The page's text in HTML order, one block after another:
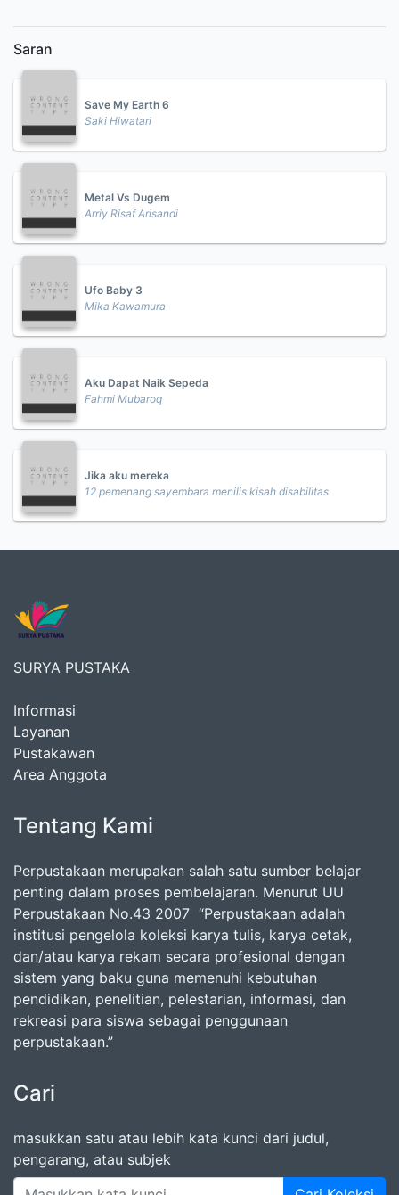
Saran
Save My Earth 6
Saki Hiwatari
Metal Vs Dugem
Arriy Risaf Arisandi
Ufo Baby 3
Mika Kawamura
Aku Dapat Naik Sepeda
Fahmi Mubaroq
Jika aku mereka
12 pemenang sayembara menilis kisah disabilitas
SURYA PUSTAKA
Informasi
Layanan
Pustakawan
Area Anggota
Tentang Kami
Perpustakaan merupakan salah satu sumber belajar
penting dalam proses pembelajaran. Menurut UU
Perpustakaan No.43 2007 “Perpustakaan adalah
institusi pengelola koleksi karya tulis, karya cetak,
dan/atau karya rekam secara profesional dengan
sistem yang baku guna memenuhi kebutuhan
pendidikan, penelitian, pelestarian, informasi, dan
rekreasi para siswa sebagai penggunaan
perpustakaan.”
Cari
masukkan satu atau lebih kata kunci dari judul,
pengarang, atau subjek